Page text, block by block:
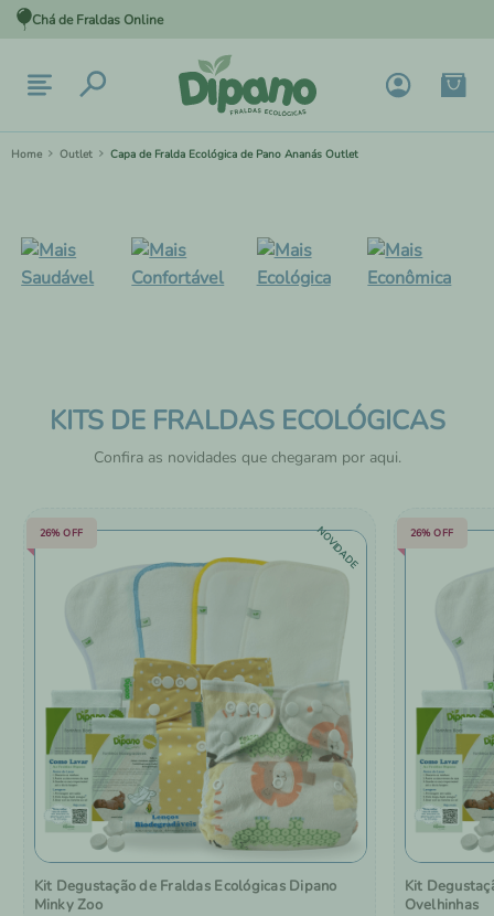
Chá de Fraldas Online
Outlet Capa de Fralda Ecológica de Pano Ananás Outlet
KITS DE FRALDAS ECOLÓGICAS
Confira as novidades que chegaram por aqui.
26% OFF NOVIDADE
Kit Degustação de Fraldas Ecológicas Dipano
Minky Zoo
26% OFF
Kit
Ovelhinhas